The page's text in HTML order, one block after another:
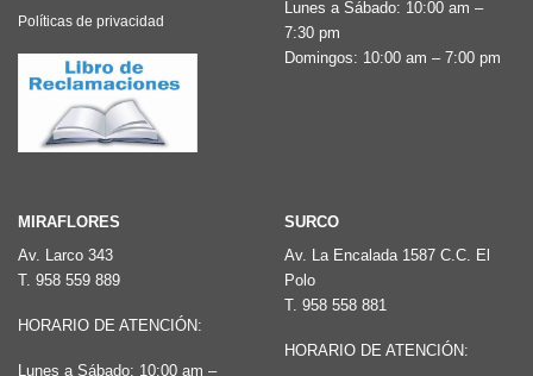
en
la
página
de
producto
Políticas de privacidad
Lunes a Sábado: 10:00 am –
7:30 pm
Domingos: 10:00 am – 7:00 pm
MIRAFLORES
Av. Larco 343
T. 958 559 889
HORARIO DE ATENCIÓN:
Lunes a Sábado: 10:00 am –
SURCO
Av. La Encalada 1587 C.C. El
Polo
T. 958 558 881
HORARIO DE ATENCIÓN: